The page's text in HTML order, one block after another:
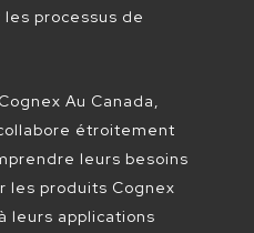
processus de
Au Canada,
étroitement
leurs besoins
les produits Cognex
leurs applications